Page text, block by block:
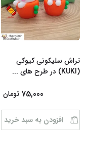
تراش سلیکونی کیوکی
(KUKI) در طرح های
...
75,000 تومان
افزودن به سبد خرید